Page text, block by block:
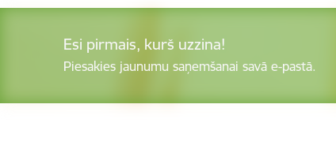
Esi pirmais, kurš uzzina!
Piesakies jaunumu saņemšanai savā e-pastā.